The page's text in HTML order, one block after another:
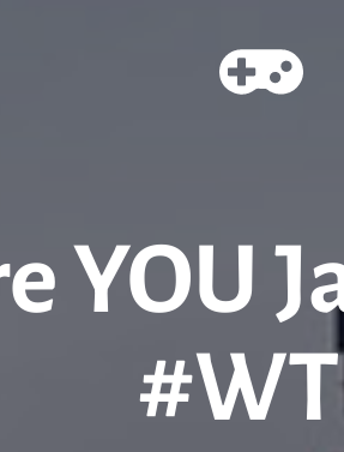
YOU